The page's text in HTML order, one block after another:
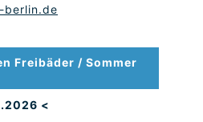
berlin.de
Freibäder / Sommer
<